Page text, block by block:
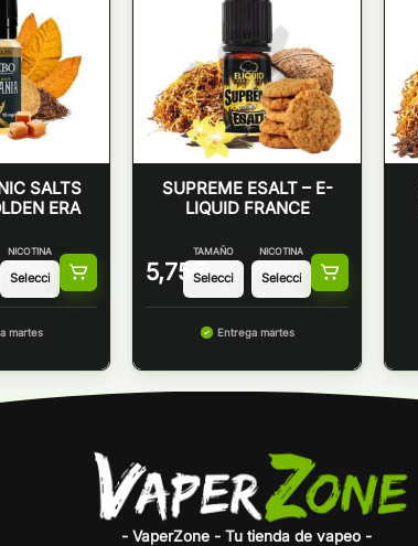
SALTS
ERA
NICOTINA
martes
SUPREME ESALT – E-
LIQUID FRANCE
5,75 €
TAMAÑO NICOTINA
Entrega martes
- VaperZone - Tu tienda de vapeo -